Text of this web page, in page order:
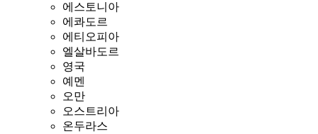
에스토니아
에콰도르
에티오피아
엘살바도르
영국
예멘
오만
오스트리아
온두라스